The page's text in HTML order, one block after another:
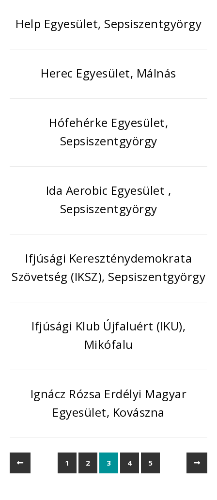
Help Egyesület, Sepsiszentgyörgy
Herec Egyesület, Málnás
Hófehérke Egyesület,
Sepsiszentgyörgy
Ida Aerobic Egyesület ,
Sepsiszentgyörgy
Ifjúsági Kereszténydemokrata
Szövetség (IKSZ), Sepsiszentgyörgy
Ifjúsági Klub Újfaluért (IKU),
Mikófalu
Ignácz Rózsa Erdélyi Magyar
Egyesület, Kovászna
1 2 3 4 5